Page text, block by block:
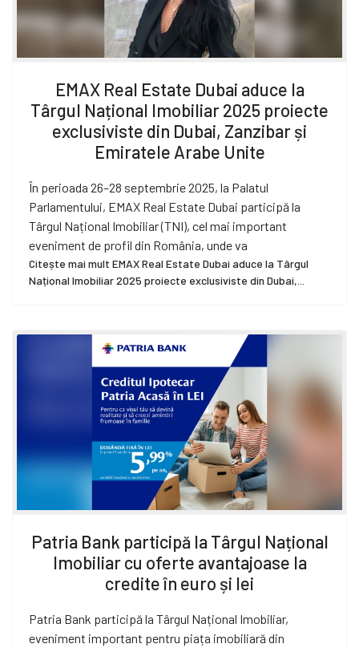
EMAX Real Estate Dubai aduce la
Târgul Național Imobiliar 2025 proiecte
exclusiviste din Dubai, Zanzibar și
Emiratele Arabe Unite
În perioada 26–28 septembrie 2025, la Palatul
Parlamentului, EMAX Real Estate Dubai participă la
Târgul Național Imobiliar (TNI), cel mai important
eveniment de profil din România, unde va
Citește mai mult EMAX Real Estate Dubai aduce la Târgul
Național Imobiliar 2025 proiecte exclusiviste din Dubai,...
Patria Bank participă la Târgul Național
Imobiliar cu oferte avantajoase la
credite în euro și lei
Patria Bank participă la Târgul Național Imobiliar,
eveniment important pentru piața imobiliară din